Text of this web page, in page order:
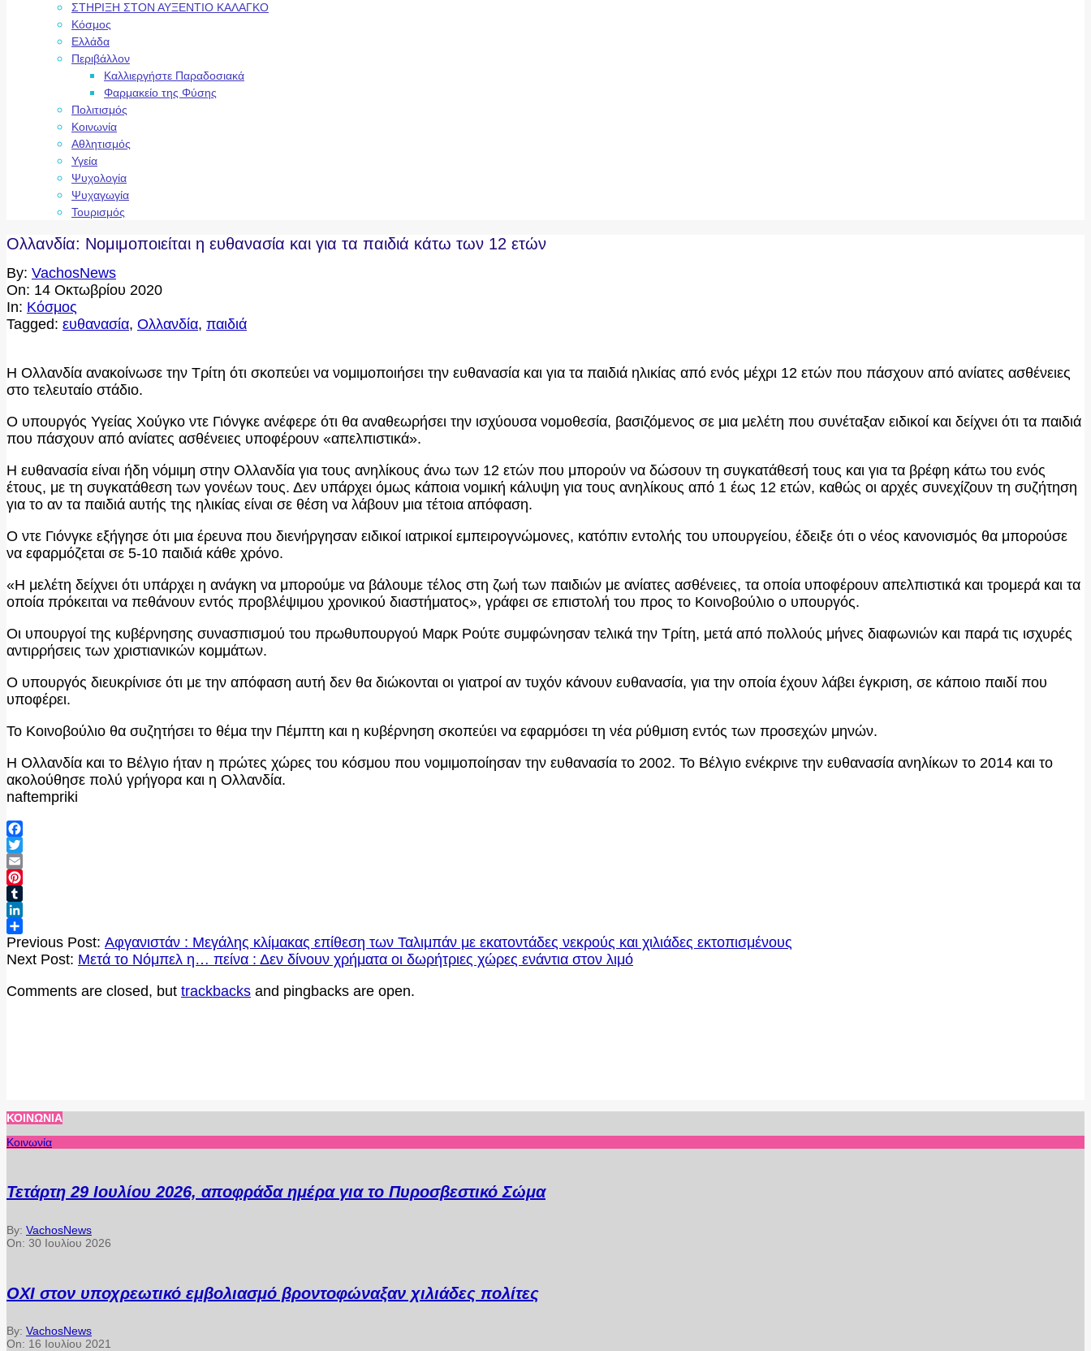
ΣΤΗΡΙΞΗ ΣΤΟΝ ΑΥΞΕΝΤΙΟ ΚΑΛΑΓΚΟ
Κόσμος
Ελλάδα
Περιβάλλον
Καλλιεργήστε Παραδοσιακά
Φαρμακείο της Φύσης
Πολιτισμός
Κοινωνία
Αθλητισμός
Υγεία
Ψυχολογία
Ψυχαγωγία
Τουρισμός
Ολλανδία: Νομιμοποιείται η ευθανασία και για τα παιδιά κάτω των 12 ετών
By: VachosNews
On: 14 Οκτωβρίου 2020
In: Κόσμος
Tagged: ευθανασία, Ολλανδία, παιδιά
Η Ολλανδία ανακοίνωσε την Τρίτη ότι σκοπεύει να νομιμοποιήσει την ευθανασία και για τα παιδιά ηλικίας από ενός μέχρι 12 ετών που πάσχουν από ανίατες ασθένειες
στο τελευταίο στάδιο.
Ο υπουργός Υγείας Χούγκο ντε Γιόνγκε ανέφερε ότι θα αναθεωρήσει την ισχύουσα νομοθεσία, βασιζόμενος σε μια μελέτη που συνέταξαν ειδικοί και δείχνει ότι τα παιδιά
που πάσχουν από ανίατες ασθένειες υποφέρουν «απελπιστικά».
Η ευθανασία είναι ήδη νόμιμη στην Ολλανδία για τους ανηλίκους άνω των 12 ετών που μπορούν να δώσουν τη συγκατάθεσή τους και για τα βρέφη κάτω του ενός
έτους, με τη συγκατάθεση των γονέων τους. Δεν υπάρχει όμως κάποια νομική κάλυψη για τους ανηλίκους από 1 έως 12 ετών, καθώς οι αρχές συνεχίζουν τη συζήτηση
για το αν τα παιδιά αυτής της ηλικίας είναι σε θέση να λάβουν μια τέτοια απόφαση.
Ο ντε Γιόνγκε εξήγησε ότι μια έρευνα που διενήργησαν ειδικοί ιατρικοί εμπειρογνώμονες, κατόπιν εντολής του υπουργείου, έδειξε ότι ο νέος κανονισμός θα μπορούσε
να εφαρμόζεται σε 5-10 παιδιά κάθε χρόνο.
«Η μελέτη δείχνει ότι υπάρχει η ανάγκη να μπορούμε να βάλουμε τέλος στη ζωή των παιδιών με ανίατες ασθένειες, τα οποία υποφέρουν απελπιστικά και τρομερά και τα
οποία πρόκειται να πεθάνουν εντός προβλέψιμου χρονικού διαστήματος», γράφει σε επιστολή του προς το Κοινοβούλιο ο υπουργός.
Οι υπουργοί της κυβέρνησης συνασπισμού του πρωθυπουργού Μαρκ Ρούτε συμφώνησαν τελικά την Τρίτη, μετά από πολλούς μήνες διαφωνιών και παρά τις ισχυρές
αντιρρήσεις των χριστιανικών κομμάτων.
Ο υπουργός διευκρίνισε ότι με την απόφαση αυτή δεν θα διώκονται οι γιατροί αν τυχόν κάνουν ευθανασία, για την οποία έχουν λάβει έγκριση, σε κάποιο παιδί που
υποφέρει.
Το Κοινοβούλιο θα συζητήσει το θέμα την Πέμπτη και η κυβέρνηση σκοπεύει να εφαρμόσει τη νέα ρύθμιση εντός των προσεχών μηνών.
Η Ολλανδία και το Βέλγιο ήταν η πρώτες χώρες του κόσμου που νομιμοποίησαν την ευθανασία το 2002. Το Βέλγιο ενέκρινε την ευθανασία ανηλίκων το 2014 και το
ακολούθησε πολύ γρήγορα και η Ολλανδία.
naftempriki
Facebook
Twitter
Email
Pinterest
Tumblr
LinkedIn
Μοιραστείτε
2020-
10-
Previous Post: Αφγανιστάν : Μεγάλης κλίμακας επίθεση των Ταλιμπάν με εκατοντάδες νεκρούς και χιλιάδες εκτοπισμένους
Next Post: Μετά το Νόμπελ η… πείνα : Δεν δίνουν χρήματα οι δωρήτριες χώρες ενάντια στον λιμό
Comments are closed, but trackbacks and pingbacks are open.
ΚΟΙΝΩΝΊΑ
Κοινωνία
Τετάρτη 29 Ιουλίου 2026, αποφράδα ημέρα για το Πυροσβεστικό Σώμα
By: VachosNews
On: 30 Ιουλίου 2026
ΟΧΙ στον υποχρεωτικό εμβολιασμό βροντοφώναξαν χιλιάδες πολίτες
By: VachosNews
On: 16 Ιουλίου 2021